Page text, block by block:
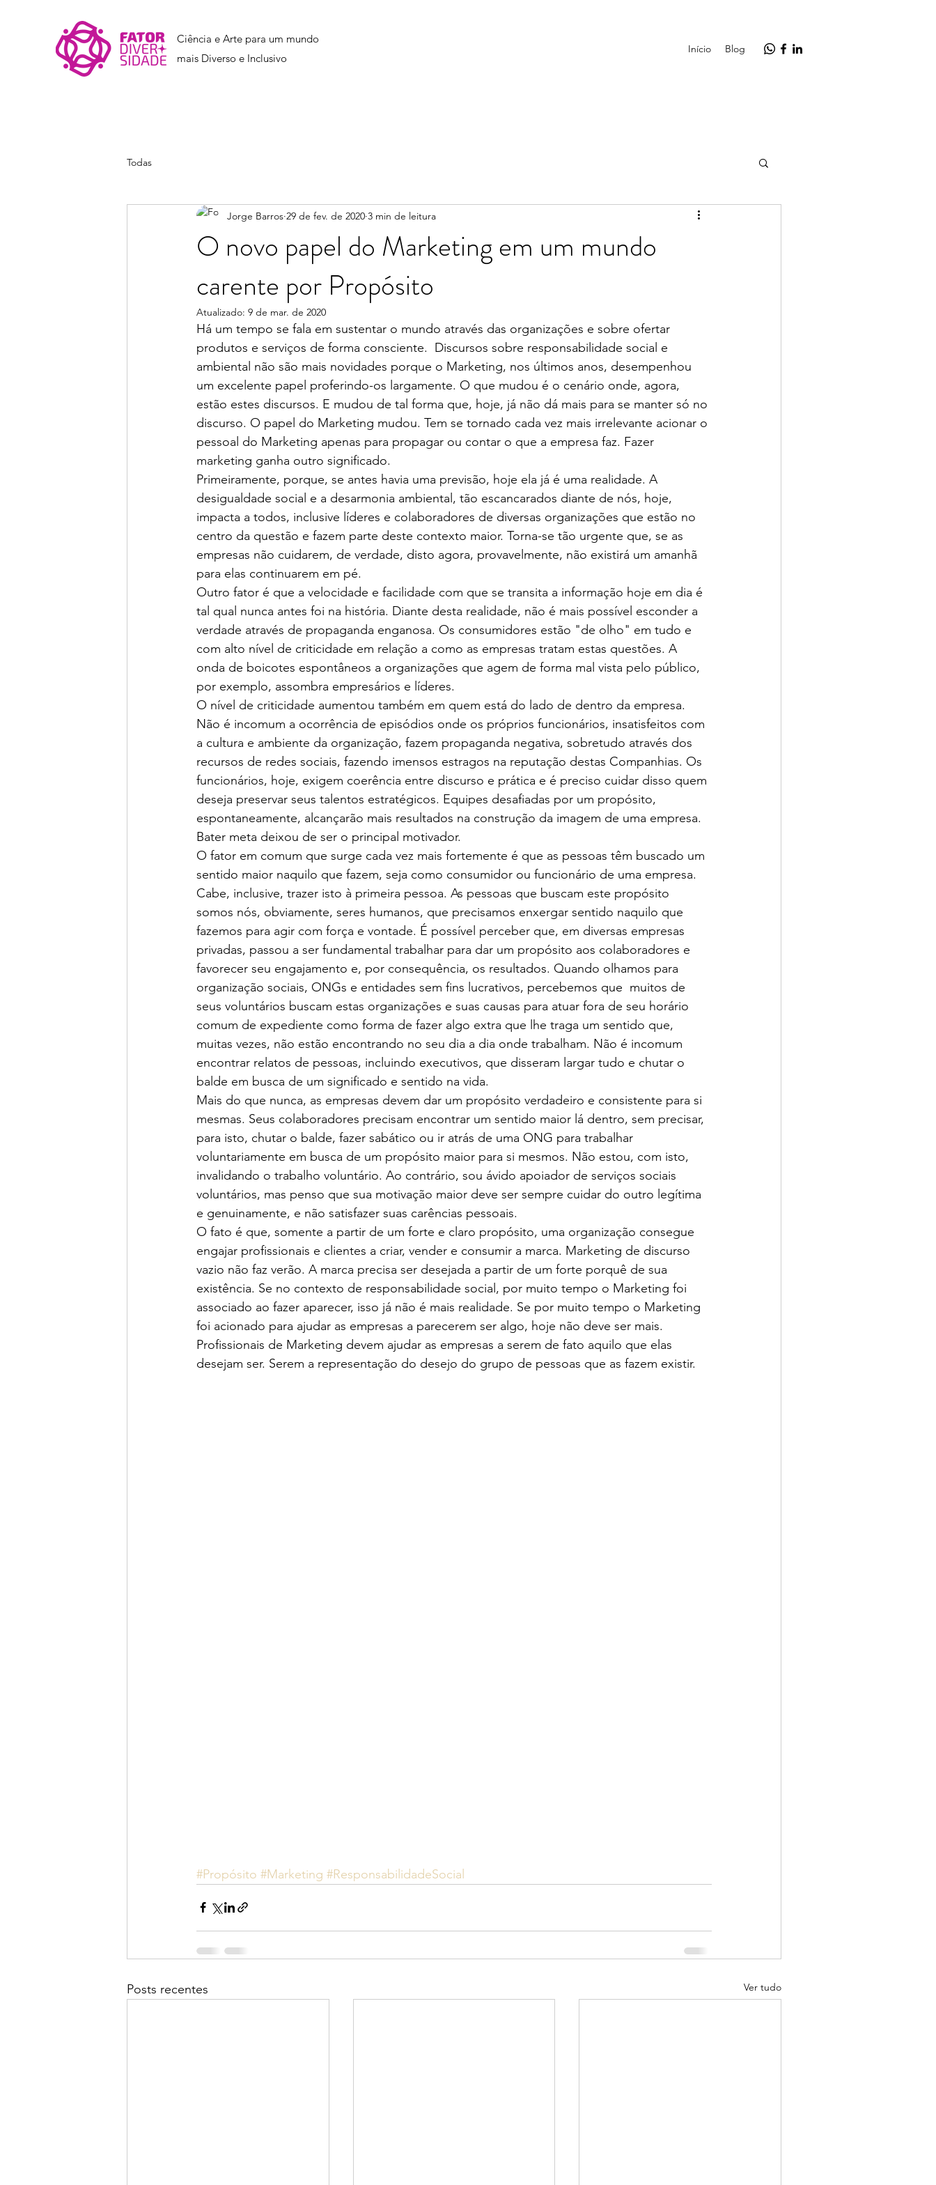
Ciência e Arte para um mundo
mais Diverso e Inclusivo
Início Blog
Todas
O novo papel do Marketing em um mundo
carente por Propósito
Jorge Barros 29 de fev. de 2020 3 min de leitura
Atualizado: 9 de mar. de 2020
Há um tempo se fala em sustentar o mundo através das organizações e sobre ofertar
produtos e serviços de forma consciente.  Discursos sobre responsabilidade social e
ambiental não são mais novidades porque o Marketing, nos últimos anos, desempenhou
um excelente papel proferindo-os largamente. O que mudou é o cenário onde, agora,
estão estes discursos. E mudou de tal forma que, hoje, já não dá mais para se manter só no
discurso. O papel do Marketing mudou. Tem se tornado cada vez mais irrelevante acionar o
pessoal do Marketing apenas para propagar ou contar o que a empresa faz. Fazer
marketing ganha outro significado.
Primeiramente, porque, se antes havia uma previsão, hoje ela já é uma realidade. A
desigualdade social e a desarmonia ambiental, tão escancarados diante de nós, hoje,
impacta a todos, inclusive líderes e colaboradores de diversas organizações que estão no
centro da questão e fazem parte deste contexto maior. Torna-se tão urgente que, se as
empresas não cuidarem, de verdade, disto agora, provavelmente, não existirá um amanhã
para elas continuarem em pé.
Outro fator é que a velocidade e facilidade com que se transita a informação hoje em dia é
tal qual nunca antes foi na história. Diante desta realidade, não é mais possível esconder a
verdade através de propaganda enganosa. Os consumidores estão "de olho" em tudo e
com alto nível de criticidade em relação a como as empresas tratam estas questões. A
onda de boicotes espontâneos a organizações que agem de forma mal vista pelo público,
por exemplo, assombra empresários e líderes.
O nível de criticidade aumentou também em quem está do lado de dentro da empresa.
Não é incomum a ocorrência de episódios onde os próprios funcionários, insatisfeitos com
a cultura e ambiente da organização, fazem propaganda negativa, sobretudo através dos
recursos de redes sociais, fazendo imensos estragos na reputação destas Companhias. Os
funcionários, hoje, exigem coerência entre discurso e prática e é preciso cuidar disso quem
deseja preservar seus talentos estratégicos. Equipes desafiadas por um propósito,
espontaneamente, alcançarão mais resultados na construção da imagem de uma empresa.
Bater meta deixou de ser o principal motivador.
O fator em comum que surge cada vez mais fortemente é que as pessoas têm buscado um
sentido maior naquilo que fazem, seja como consumidor ou funcionário de uma empresa.
Cabe, inclusive, trazer isto à primeira pessoa. As pessoas que buscam este propósito
somos nós, obviamente, seres humanos, que precisamos enxergar sentido naquilo que
fazemos para agir com força e vontade. É possível perceber que, em diversas empresas
privadas, passou a ser fundamental trabalhar para dar um propósito aos colaboradores e
favorecer seu engajamento e, por consequência, os resultados. Quando olhamos para
organização sociais, ONGs e entidades sem fins lucrativos, percebemos que  muitos de
seus voluntários buscam estas organizações e suas causas para atuar fora de seu horário
comum de expediente como forma de fazer algo extra que lhe traga um sentido que,
muitas vezes, não estão encontrando no seu dia a dia onde trabalham. Não é incomum
encontrar relatos de pessoas, incluindo executivos, que disseram largar tudo e chutar o
balde em busca de um significado e sentido na vida.
Mais do que nunca, as empresas devem dar um propósito verdadeiro e consistente para si
mesmas. Seus colaboradores precisam encontrar um sentido maior lá dentro, sem precisar,
para isto, chutar o balde, fazer sabático ou ir atrás de uma ONG para trabalhar
voluntariamente em busca de um propósito maior para si mesmos. Não estou, com isto,
invalidando o trabalho voluntário. Ao contrário, sou ávido apoiador de serviços sociais
voluntários, mas penso que sua motivação maior deve ser sempre cuidar do outro legítima
e genuinamente, e não satisfazer suas carências pessoais.
O fato é que, somente a partir de um forte e claro propósito, uma organização consegue
engajar profissionais e clientes a criar, vender e consumir a marca. Marketing de discurso
vazio não faz verão. A marca precisa ser desejada a partir de um forte porquê de sua
existência. Se no contexto de responsabilidade social, por muito tempo o Marketing foi
associado ao fazer aparecer, isso já não é mais realidade. Se por muito tempo o Marketing
foi acionado para ajudar as empresas a parecerem ser algo, hoje não deve ser mais.
Profissionais de Marketing devem ajudar as empresas a serem de fato aquilo que elas
desejam ser. Serem a representação do desejo do grupo de pessoas que as fazem existir.
#Propósito #Marketing #ResponsabilidadeSocial
Posts recentes Ver tudo